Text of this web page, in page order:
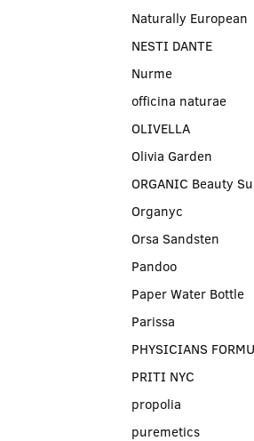
Naturally European
NESTI DANTE
Nurme
officina naturae
OLIVELLA
Olivia Garden
ORGANIC Beauty
Organyc
Orsa Sandsten
Pandoo
Paper Water Bottle
Parissa
PHYSICIANS
PRITI NYC
propolia
puremetics